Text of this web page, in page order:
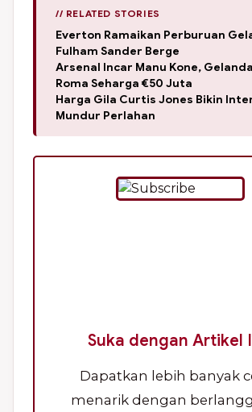
// RELATED STORIES
Everton Ramaikan Perburuan
Fulham Sander Berge
Arsenal Incar Manu Kone,
Roma Seharga €50 Juta
Harga Gila Curtis Jones Bikin
Mundur Perlahan
Suka dengan Artikel
Dapatkan lebih banyak
menarik dengan